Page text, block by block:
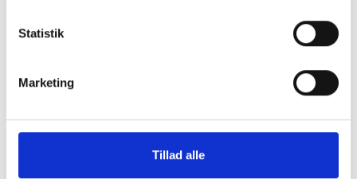
Statistik
Marketing
Tillad alle
De almene boligorganisationer er centrale aktører
nyttig information om almene boliger i Syddjurs
Hvor kommer dataene